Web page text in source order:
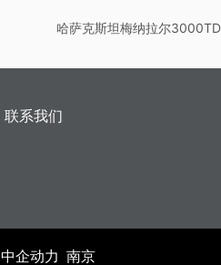
哈萨克斯坦梅纳拉尔
联系我们
中企动力 南京